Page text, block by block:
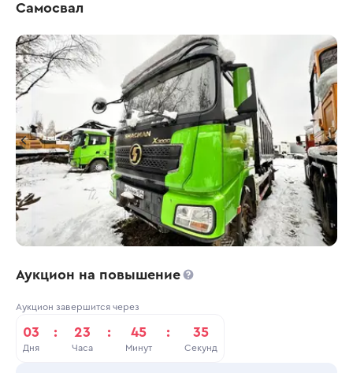
Самосвал
Аукцион на повышение
Аукцион завершится через
03
Дня
: 23
Часа
: 45
Минут
: 35
Секунд